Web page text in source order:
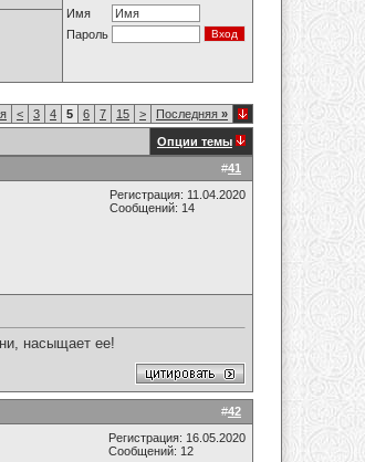
Имя
Пароль
< 3 4 5 6 7 15 > Последняя »
Опции темы
#41
Регистрация: 11.04.2020
Сообщений: 14
насыщает ее!
#42
Регистрация: 16.05.2020
Сообщений: 12